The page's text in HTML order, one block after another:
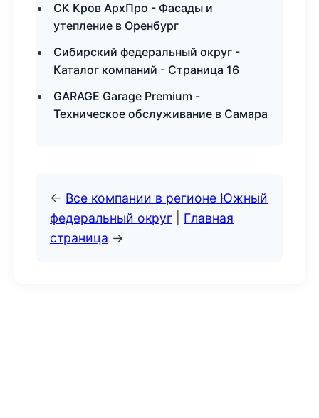
СК Кров АрхПро - Фасады и
утепление в Оренбург
Сибирский федеральный округ -
Каталог компаний - Страница 16
GARAGE Garage Premium -
Техническое обслуживание в Самара
← Все компании в регионе Южный
федеральный округ
Главная
страница →